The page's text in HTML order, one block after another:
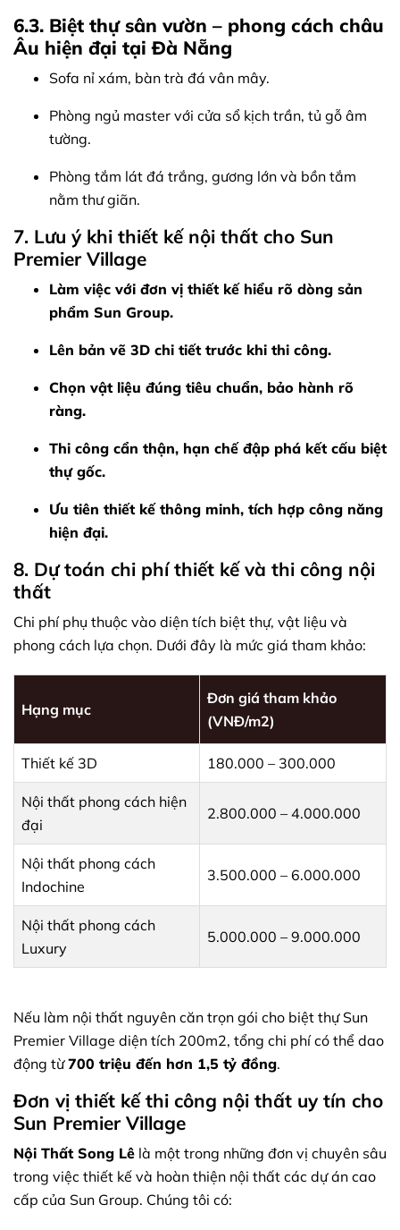
6.3. Biệt thự sân vườn – phong cách châu
Âu hiện đại tại Đà Nẵng
Sofa nỉ xám, bàn trà đá vân mây.
Phòng ngủ master với cửa sổ kịch trần, tủ gỗ âm
tường.
Phòng tắm lát đá trắng, gương lớn và bồn tắm
nằm thư giãn.
7. Lưu ý khi thiết kế nội thất cho Sun
Premier Village
Làm việc với đơn vị thiết kế hiểu rõ dòng sản
phẩm Sun Group.
Lên bản vẽ 3D chi tiết trước khi thi công.
Chọn vật liệu đúng tiêu chuẩn, bảo hành rõ
ràng.
Thi công cẩn thận, hạn chế đập phá kết cấu biệt
thự gốc.
Ưu tiên thiết kế thông minh, tích hợp công năng
hiện đại.
8. Dự toán chi phí thiết kế và thi công nội
thất
Chi phí phụ thuộc vào diện tích biệt thự, vật liệu và
phong cách lựa chọn. Dưới đây là mức giá tham khảo:
Hạng mục
Đơn giá tham khảo
(VNĐ/m2)
Thiết kế 3D 180.000 – 300.000
Nội thất phong cách hiện
đại
2.800.000 – 4.000.000
Nội thất phong cách
Indochine
3.500.000 – 6.000.000
Nội thất phong cách
Luxury
5.000.000 – 9.000.000
Nếu làm nội thất nguyên căn trọn gói cho biệt thự Sun
Premier Village diện tích 200m2, tổng chi phí có thể dao
động từ700 triệu đến hơn 1,5 tỷ đồng.
Đơn vị thiết kế thi công nội thất uy tín cho
Sun Premier Village
Nội Thất Song Lê là một trong những đơn vị chuyên sâu
trong việc thiết kế và hoàn thiện nội thất các dự án cao
cấp của Sun Group. Chúng tôi có: